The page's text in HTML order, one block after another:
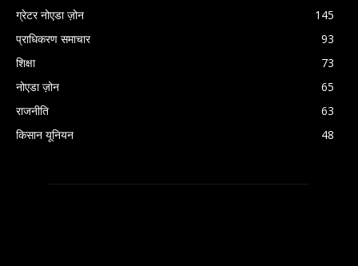
ग्रेटर नोएडा ज़ोन
145
प्राधिकरण समाचार
93
शिक्षा
73
नोएडा ज़ोन
65
राजनीति
63
किसान यूनियन
48